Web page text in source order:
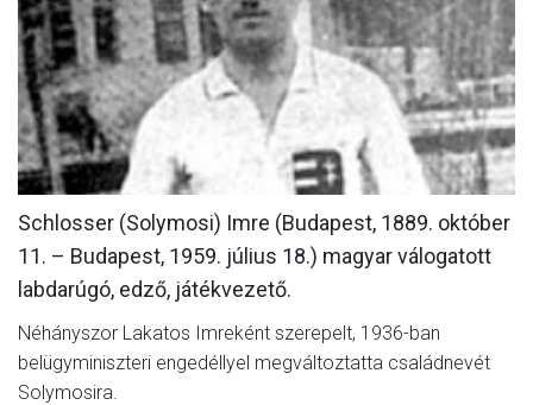
MÉRKŐZÉSEK
KLUB
GALÉRIA
SZURKOLÓI ÉLMÉNYEK
AKKREDITÁCIÓ
Schlosser (Solymosi) Imre (Budapest, 1889. október
11. – Budapest, 1959. július 18.) magyar válogatott
labdarúgó, edző, játékvezető.
Néhányszor Lakatos Imreként szerepelt, 1936-ban
belügyminiszteri engedéllyel megváltoztatta családnevét
Solymosira.